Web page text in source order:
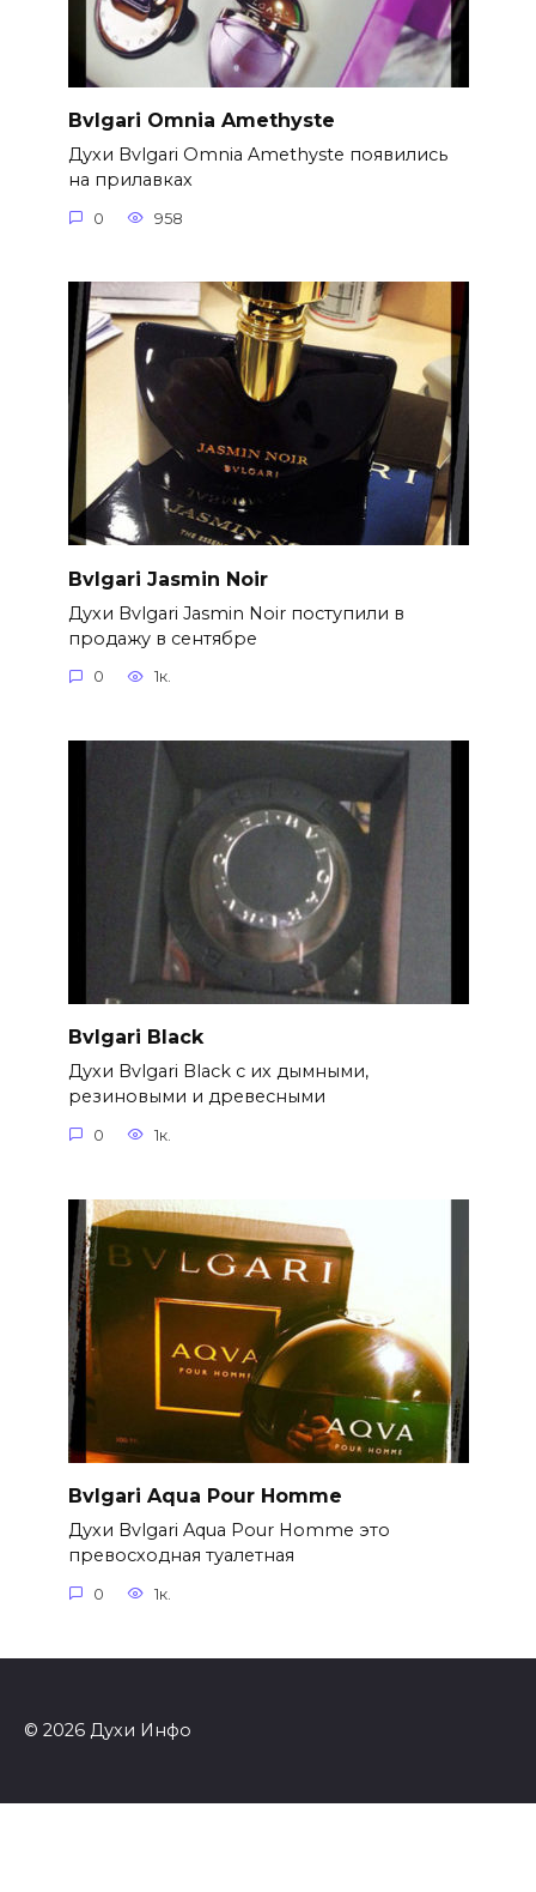
Bvlgari Omnia Amethyste
Духи Bvlgari Omnia Amethyste появились
на прилавках
0 958
Bvlgari Jasmin Noir
Духи Bvlgari Jasmin Noir поступили в
продажу в сентябре
0 1к.
Bvlgari Black
Духи Bvlgari Black с их дымными,
резиновыми и древесными
0 1к.
Bvlgari Aqua Pour Homme
Духи Bvlgari Aqua Pour Homme это
превосходная туалетная
0 1к.
© 2026 Духи Инфо